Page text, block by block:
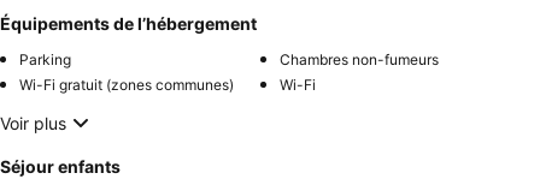
Équipements de l’hébergement
Parking
Chambres non-fumeurs
Wi-Fi gratuit (zones communes)
Wi-Fi
Voir plus
Séjour enfants